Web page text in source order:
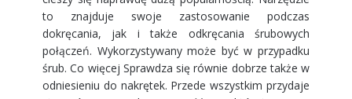
to znajduje swoje zastosowanie podczas
dokręcania, jak i także odkręcania śrubowych
połączeń. Wykorzystywany może być w przypadku
śrub. Co więcej Sprawdza się równie dobrze także w
odniesieniu do nakrętek. Przede wszystkim przydaje